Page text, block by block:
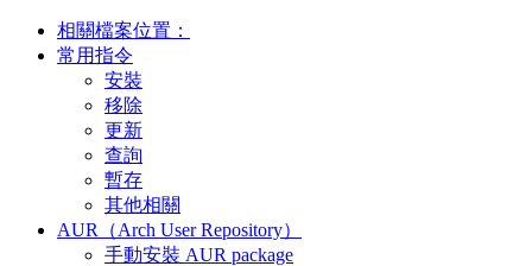
相關檔案位置：
常用指令
安裝
移除
更新
查詢
暫存
其他相關
AUR（Arch User Repository）
手動安裝 AUR package